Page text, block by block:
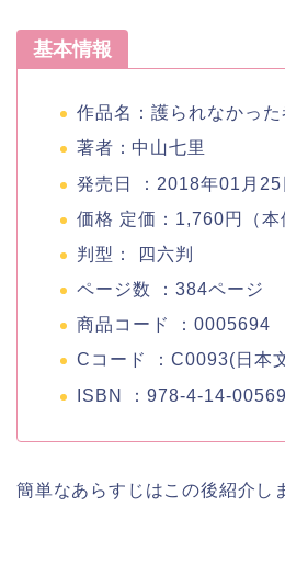
基本情報
作品名：護られなかっ
著者： 中山七里
発売日 ：2018年01月25
価格 定価：1,760円（本
判型： 四六判
ページ数 ：384ページ
商品コード ：0005694
Cコード ：C0093(日本
ISBN ：978-4-14-
簡単なあらすじはこの後紹介し